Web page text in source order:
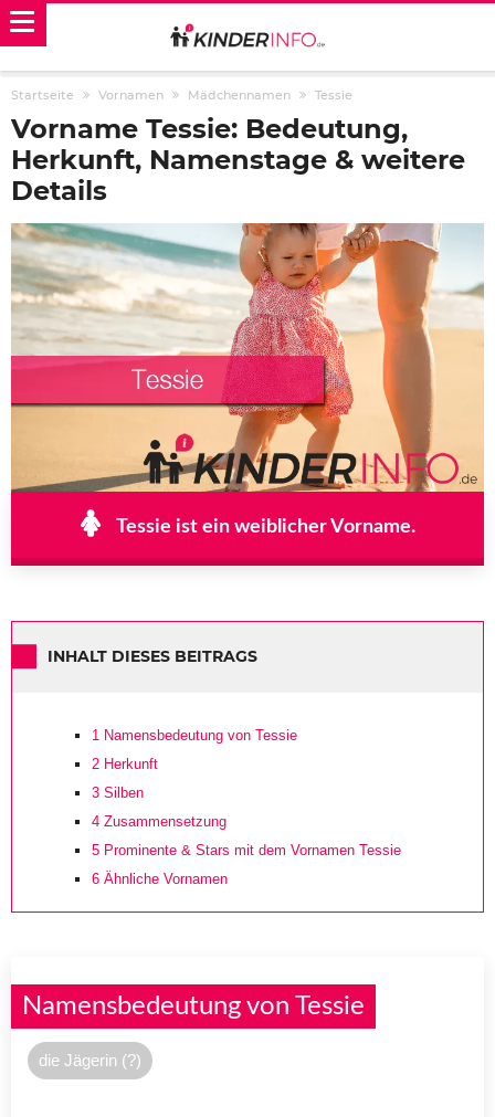
Startseite Vornamen Mädchennamen Tessie
Vorname Tessie: Bedeutung,
Herkunft, Namenstage & weitere
Details
Tessie ist ein weiblicher Vorname.
INHALT DIESES BEITRAGS
1 Namensbedeutung von Tessie
2 Herkunft
3 Silben
4 Zusammensetzung
5 Prominente & Stars mit dem Vornamen Tessie
6 Ähnliche Vornamen
Namensbedeutung von Tessie
die Jägerin (?)